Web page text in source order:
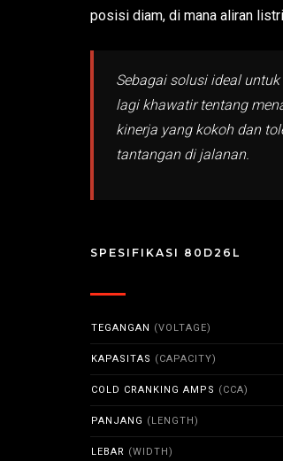
posisi diam, di mana aliran
Sebagai solusi ideal
lagi khawatir tentang
kinerja yang kokoh dan
tantangan di jalanan.
SPESIFIKASI 80D26L
TEGANGAN (VOLTAGE)
KAPASITAS (CAPACITY)
COLD CRANKING AMPS (CCA)
PANJANG (LENGTH)
LEBAR (WIDTH)